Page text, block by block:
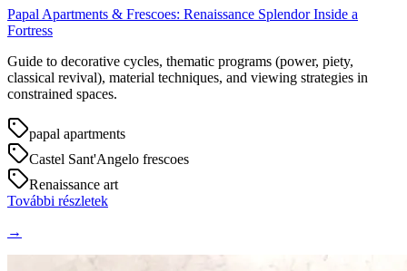
Papal Apartments & Frescoes: Renaissance Splendor Inside a
Fortress
Guide to decorative cycles, thematic programs (power, piety,
classical revival), material techniques, and viewing strategies in
constrained spaces.
papal apartments
Castel Sant'Angelo frescoes
Renaissance art
További részletek
→